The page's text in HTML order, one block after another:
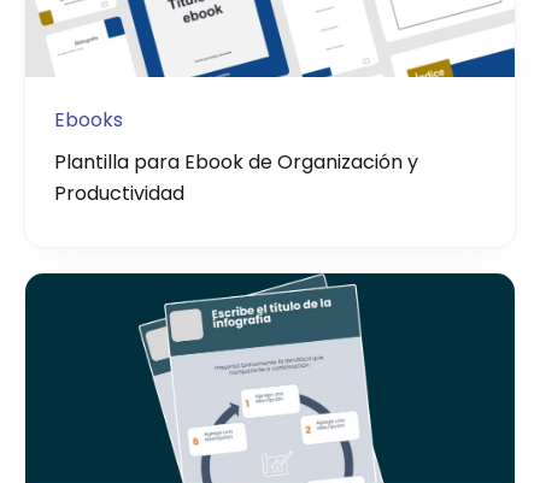
Ebooks
Plantilla para Ebook de Organización y
Productividad